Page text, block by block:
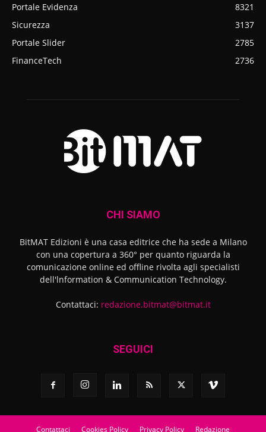
Portale Evidenza
8321
Sicurezza
3137
Portale Slider
2785
FinanceTech
2736
CHI SIAMO
BitMAT Edizioni è una casa editrice che ha sede a Milano
con una copertura a 360° per quanto riguarda la
comunicazione online ed offline rivolta agli specialisti
dell'lnformation & Communication Technology.
Contattaci: redazione.bitmat@bitmat.it
SEGUICI
Contattaci Cookies Policy Privacy Policy Redazione